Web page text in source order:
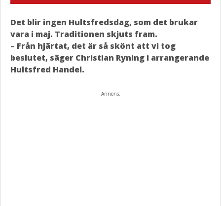
Det blir ingen Hultsfredsdag, som det brukar
vara i maj. Traditionen skjuts fram.
– Från hjärtat, det är så skönt att vi tog
beslutet, säger Christian Ryning i arrangerande
Hultsfred Handel.
Annons: